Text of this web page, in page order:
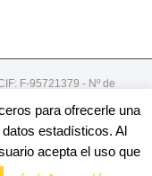
F-95721379 - Nº de
/ 94 4078913
para ofrecerle una
estadísticos. Al
acepta el uso que